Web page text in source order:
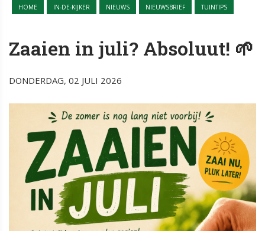
HOME IN-DE-KIJKER NIEUWS NIEUWSBRIEF TUINTIPS
Zaaien in juli? Absoluut! 🌱
DONDERDAG, 02 JULI 2026